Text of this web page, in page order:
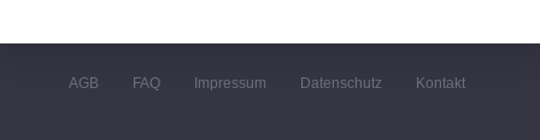
AGB FAQ Impressum Datenschutz Kontakt